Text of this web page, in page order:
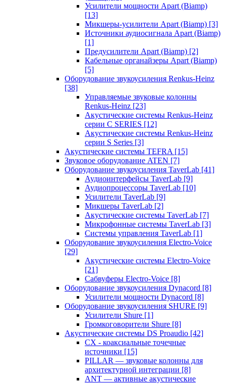
Усилители мощности Apart (Biamp)
[13]
Микшеры-усилители Apart (Biamp) [3]
Источники аудиосигнала Apart (Biamp)
[1]
Предусилители Apart (Biamp) [2]
Кабельные органайзеры Apart (Biamp)
[5]
Оборудование звукоусиления Renkus-Heinz
[38]
Управляемые звуковые колонны
Renkus-Heinz [23]
Акустические системы Renkus-Heinz
серии C SERIES [12]
Акустические системы Renkus-Heinz
серии S Series [3]
Акустические системы TEFRA [15]
Звуковое оборудование ATEN [7]
Оборудование звукоусиления TaverLab [41]
Аудиоинтерфейсы TaverLab [9]
Аудиопроцессоры TaverLab [10]
Усилители TaverLab [9]
Микшеры TaverLab [2]
Акустические системы TaverLab [7]
Микрофонные системы TaverLab [3]
Системы управления TaverLab [1]
Оборудование звукоусиления Electro-Voice
[29]
Акустические системы Electro-Voice
[21]
Сабвуферы Electro-Voice [8]
Оборудование звукоусиления Dynacord [8]
Усилители мощности Dynacord [8]
Оборудование звукоусиления SHURE [9]
Усилители Shure [1]
Громкоговорители Shure [8]
Акустические системы DS Proaudio [42]
CX - коаксиальные точечные
источники [15]
PILLAR — звуковые колонны для
архитектурной интеграции [8]
ANT — активные акустические